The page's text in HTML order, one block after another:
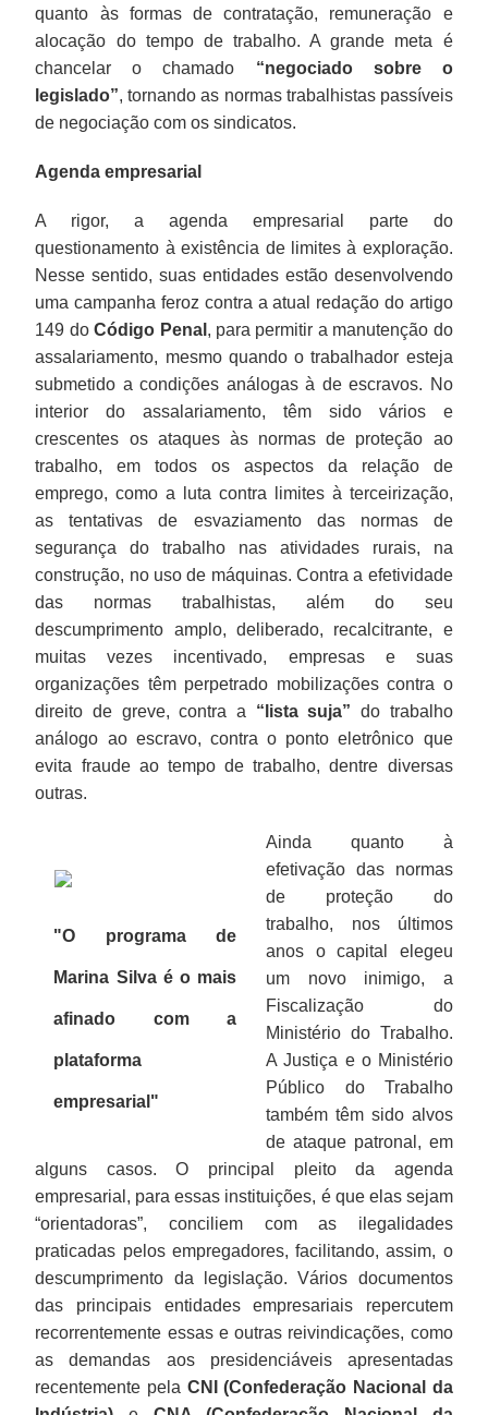
quanto às formas de contratação, remuneração e
alocação do tempo de trabalho. A grande meta é
chancelar o chamado “negociado sobre o
legislado”, tornando as normas trabalhistas passíveis
de negociação com os sindicatos.
Agenda empresarial
A rigor, a agenda empresarial parte do
questionamento à existência de limites à exploração.
Nesse sentido, suas entidades estão desenvolvendo
uma campanha feroz contra a atual redação do artigo
149 doCódigo Penal , para permitir a manutenção do
assalariamento, mesmo quando o trabalhador esteja
submetido a condições análogas à de escravos. No
interior do assalariamento, têm sido vários e
crescentes os ataques às normas de proteção ao
trabalho, em todos os aspectos da relação de
emprego, como a luta contra limites à terceirização,
as tentativas de esvaziamento das normas de
segurança do trabalho nas atividades rurais, na
construção, no uso de máquinas. Contra a efetividade
das normas trabalhistas, além do seu
descumprimento amplo, deliberado, recalcitrante, e
muitas vezes incentivado, empresas e suas
organizações têm perpetrado mobilizações contra o
direito de greve, contra a “lista suja” do trabalho
análogo ao escravo, contra o ponto eletrônico que
evita fraude ao tempo de trabalho, dentre diversas
outras.
"O programa de
Marina Silva é o mais
afinado com a
plataforma
empresarial"
Ainda quanto à
efetivação das normas
de proteção do
trabalho, nos últimos
anos o capital elegeu
um novo inimigo, a
Fiscalização do
Ministério do Trabalho.
A Justiça e o Ministério
Público do Trabalho
também têm sido alvos
de ataque patronal, em
alguns casos. O principal pleito da agenda
empresarial, para essas instituições, é que elas sejam
“orientadoras”, conciliem com as ilegalidades
praticadas pelos empregadores, facilitando, assim, o
descumprimento da legislação. Vários documentos
das principais entidades empresariais repercutem
recorrentemente essas e outras reivindicações, como
as demandas aos presidenciáveis apresentadas
recentemente pela CNI (Confederação Nacional da